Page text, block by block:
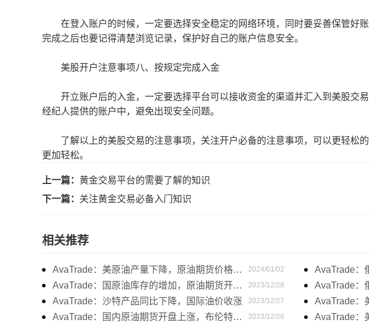
在登入账户的时候，一定要选择安全稳定的网络环境，同时要妥善保管好
完成之后也要记得清楚浏览记录，保护好自己的账户信息安全。
美股开户注意事项八、按规定完成入金
开立账户后的入金，一定要选择平台可以接收资金的渠道并汇入到美股交
经纪人提供的账户中，避免出现安全问题。
了解以上的美股交易的注意事项，关注开户必备的注意事项，可以更轻松
更加轻松。
上一篇： 黄金交易平台的需要了解的知识
下一篇： 关注黄金交易必备入门知识
相关推荐
AvaTrade：美原油产量下降，原油期货价格下
跌
2024/01/02
AvaTrade：国原油库存的增加，原油期货开盘
价格上涨
2023/12/28
AvaTrade：沙特产品同比下降，国际油价收涨 2023/12/27
AvaTrade：国内原油期货开盘上涨，布伦特原
2023/12/26
AvaTrade：
约价格下跌
AvaTrade：
AvaTrade：
涨
AvaTrade：